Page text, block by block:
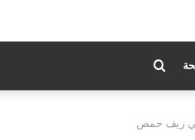
في ريف حمص